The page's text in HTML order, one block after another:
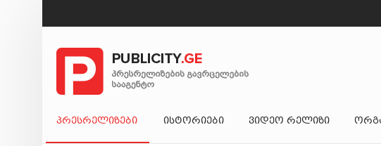
ᲞᲠᲔᲡᲠᲔᲚᲘᲖᲔᲑᲘ ᲘᲡᲢᲝᲠᲘᲔᲑᲘ ᲕᲘᲓᲔᲝ ᲠᲔᲚᲘᲖᲘ